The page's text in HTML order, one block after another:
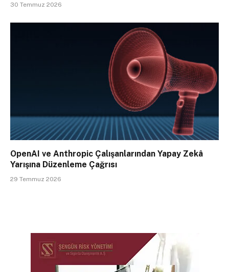
30 Temmuz 2026
OpenAI ve Anthropic Çalışanlarından Yapay Zekâ
Yarışına Düzenleme Çağrısı
29 Temmuz 2026